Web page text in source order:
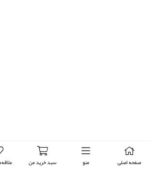
صفحه اصلی منو سبد خرید من